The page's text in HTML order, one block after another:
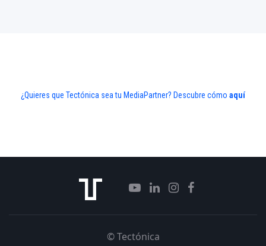
¿Quieres que Tectónica sea tu MediaPartner? Descubre cómo aquí
© Tectónica